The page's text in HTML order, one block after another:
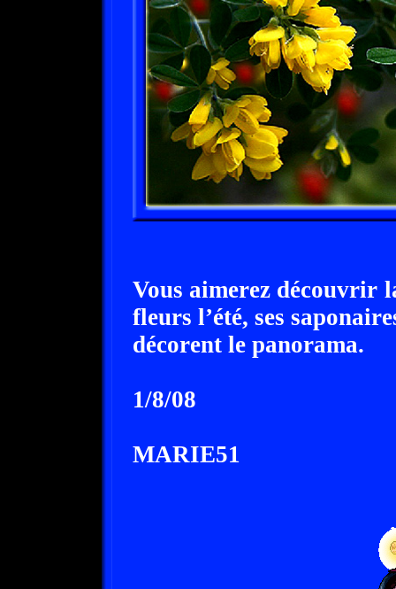
Vous aimerez découvrir
fleurs l’été, ses
décorent le panorama.
1/8/08
MARIE51